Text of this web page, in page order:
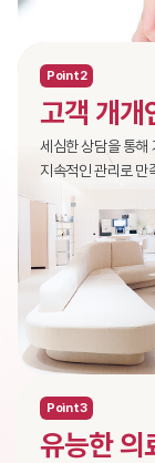
Point2
고객 개개
세심한 상담을 통해
지속적인 관리로 만
Point3
유능한 의